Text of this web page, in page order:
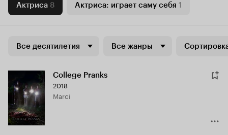
Актриса 8 Актриса: играет саму себя 1
Все десятилетия Все жанры
College Pranks
2018
Marci